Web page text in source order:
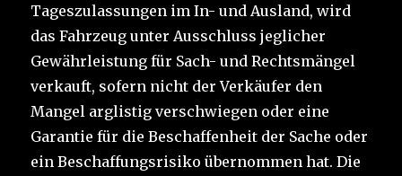
Tageszulassungen im In- und Ausland, wird
das Fahrzeug unter Ausschluss jeglicher
Gewährleistung für Sach- und Rechtsmängel
verkauft, sofern nicht der Verkäufer den
Mangel arglistig verschwiegen oder eine
Garantie für die Beschaffenheit der Sache oder
ein Beschaffungsrisiko übernommen hat. Die